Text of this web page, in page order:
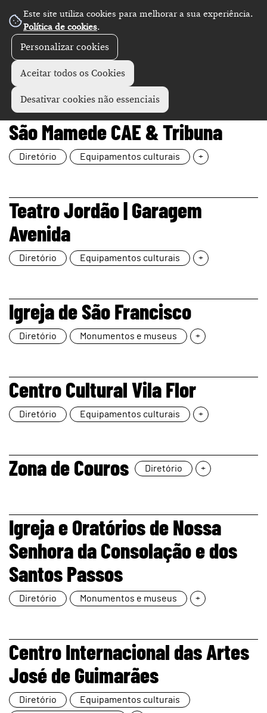
Este site utiliza cookies para melhorar a sua experiência.
Política de cookies.
Personalizar cookies
Aceitar todos os Cookies
Desativar cookies não essenciais
page
São Mamede CAE & Tribuna
Diretório Equipamentos culturais +
page
Teatro Jordão | Garagem
Avenida
Diretório Equipamentos culturais +
page
Igreja de São Francisco
Diretório Monumentos e museus +
page
Centro Cultural Vila Flor
Diretório Equipamentos culturais +
page
Zona de Couros Diretório +
page
Igreja e Oratórios de Nossa
Senhora da Consolação e dos
Santos Passos
Diretório Monumentos e museus +
page
Centro Internacional das Artes
José de Guimarães
Diretório
Equipamentos culturais